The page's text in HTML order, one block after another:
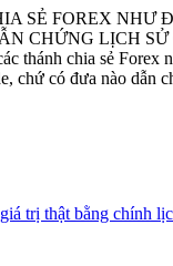
SẺ FOREX NHƯ
CHỨNG LỊCH
thánh chia sẻ Forex
chứ có đưa nào dẫn